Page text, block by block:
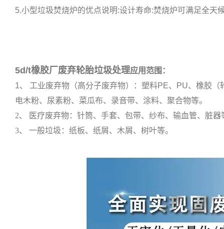
5.小型垃圾焚烧炉的优点说明:设计寿命:焚烧炉可满足全天
5d/t橡胶厂废弃轮胎垃圾处理应用范围：
1、 工业废弃物（高分子废弃物）：塑料PE、PU、橡胶
电木粉、尿素粉、菜瓜布、录音带、涂料、聚合物等。
2、 医疗废弃物：针筒、手套、包带、纱布、输血管、脏
3、 一般垃圾：纸板、纸屑、木屑、树叶等。